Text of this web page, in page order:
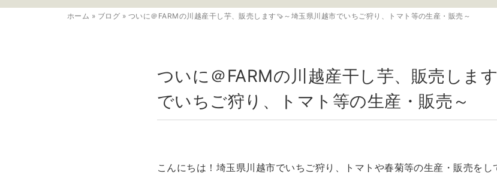
ホーム » ブログ » ついに＠FARMの川越産干し芋、販売します🍠～埼玉県川越市でいちご狩り、トマト等の生産・販売～
ついに＠FARMの川越産干し芋、販売しま
でいちご狩り、トマト等の生産・販売～
こんにちは！埼玉県川越市でいちご狩り、トマトや春菊等の生産・販売をし